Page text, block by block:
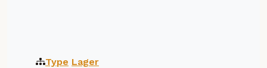
Type Lager